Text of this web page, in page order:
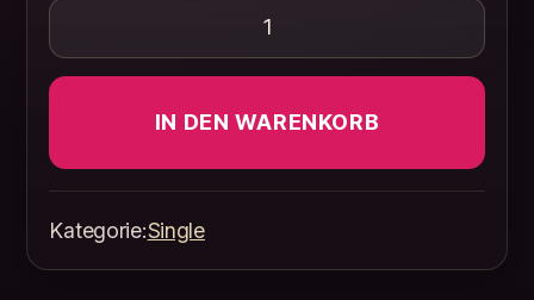
Verbotene Liebe Menge
IN DEN WARENKORB
Kategorie:Single